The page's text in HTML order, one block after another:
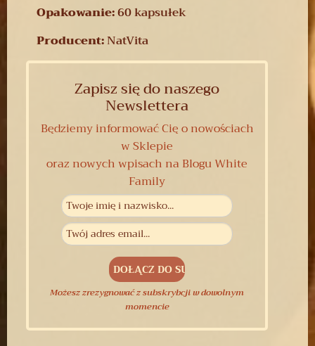
Opakowanie:60 kapsułek
Producent:NatVita
Zapisz się do naszego
Newslettera
Będziemy informować Cię o nowościach
w Sklepie
oraz nowych wpisach na Blogu White
Family
Możesz zrezygnować z subskrybcji w dowolnym
momencie